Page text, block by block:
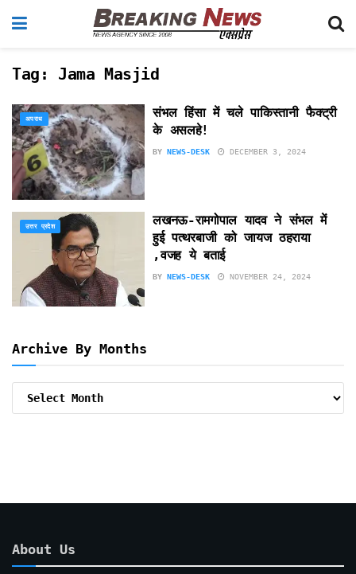
Tag: Jama Masjid
अपराध
संभल हिंसा में चले पाकिस्तानी फैक्ट्री
के असलहे!
BY NEWS-DESK DECEMBER 3, 2024
उत्तर प्रदेश
लखनऊ-रामगोपाल यादव ने संभल में
हुई पत्थरबाजी को जायज ठहराया
,वजह ये बताई
BY NEWS-DESK NOVEMBER 24, 2024
Archive By Months
About Us